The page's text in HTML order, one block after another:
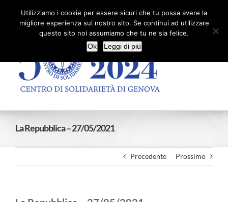
contenuto
Facebook
X YouTube
La Repubblica – 27/05/2021
Precedente Prossimo
Utilizziamo i cookie per essere sicuri che tu possa avere la
migliore esperienza sul nostro sito. Se continui ad utilizzare
questo sito noi assumiamo che tu ne sia felice.
Ok
Leggi di più